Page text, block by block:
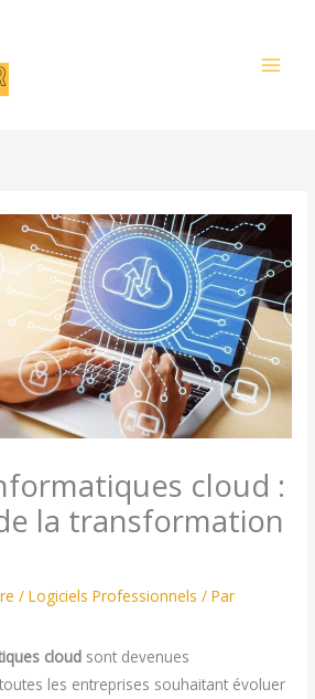
cloud :
la transformation
/Logiciels Professionnels / Par
cloud sont devenues
les entreprises souhaitant évoluer